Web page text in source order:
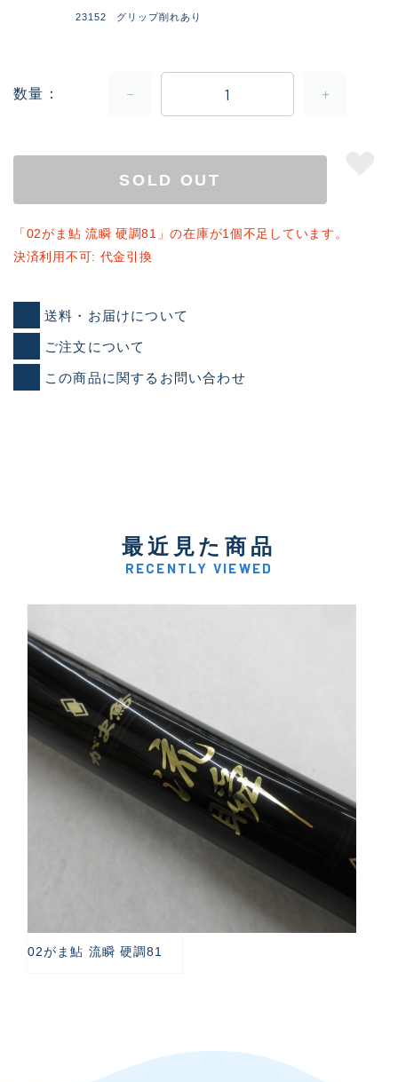
23152 グリップ削れあり
数量
SOLD OUT
「02がま鮎 流瞬 硬調81」の在庫が1個不足しています。
決済利用不可: 代金引換
送料・お届けについて
ご注文について
この商品に関するお問い合わせ
最近見た商品
RECENTLY VIEWED
02がま鮎 流瞬 硬調81